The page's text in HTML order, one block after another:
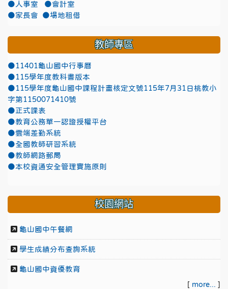
●人事室
●會計室
●家長會
●場地租借
教師專區
●11401龜山國中行事曆
●115學年度教科書版本
●115學年度龜山國中課程計畫核定文號115年7月31日桃教小
字第1150071410號
●正式課表
●教育公務單一認證授權平台
●雲端差勤系統
●全國教師研習系統
●教師網路郵局
●本校資通安全管理實施原則
校園網站
龜山國中午餐網
學生成績分布查詢系統
龜山國中資優教育
[ more... ]